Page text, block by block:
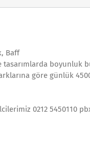
Baff
boyunluk
göre günlük
0212 5450110